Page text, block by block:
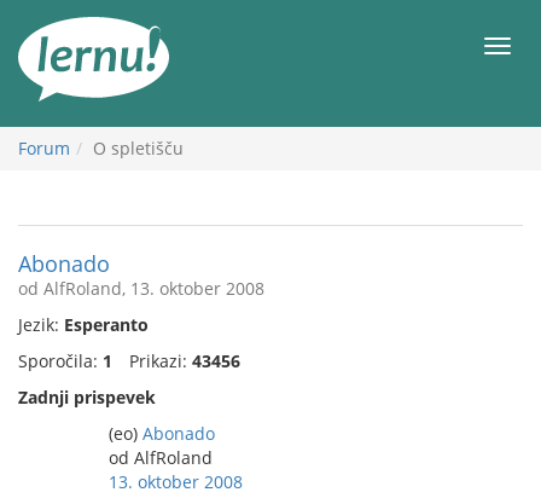
vsebini
Meni
Forum O spletišču
Abonado
od AlfRoland, 13. oktober 2008
Jezik: Esperanto
Sporočila: 1 Prikazi: 43456
Zadnji prispevek
(eo) Abonado
od AlfRoland
13. oktober 2008